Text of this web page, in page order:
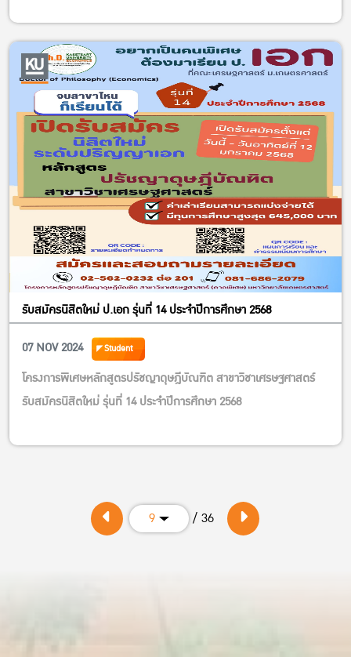
รับสมัครนิสิตใหม่ ป.เอก รุ่นที่ 14 ประจำปีการศึกษา 2568
07 NOV 2024
Student
โครงการพิเศษหลักสูตรปรัชญาดุษฎีบัณฑิต สาขาวิชาเศรษฐศาสตร์
รับสมัครนิสิตใหม่ รุ่นที่ 14 ประจำปีการศึกษา 2568
9 / 36